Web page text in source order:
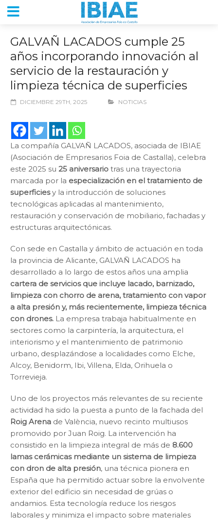
GALVAÑ LACADOS cumple 25
años incorporando innovación al
servicio de la restauración y
limpieza técnica de superficies
DICIEMBRE 29TH, 2025 NOTICIAS
La compañía GALVAÑ LACADOS, asociada de IBIAE
(Asociación de Empresarios Foia de Castalla), celebra
este 2025 su 25 aniversario tras una trayectoria
marcada por la especialización en el tratamiento de
superficiesy la introducción de soluciones
tecnológicas aplicadas al mantenimiento,
restauración y conservación de mobiliario, fachadas y
estructuras arquitectónicas.
Con sede en Castalla y ámbito de actuación en toda
la provincia de Alicante, GALVAÑ LACADOS ha
desarrollado a lo largo de estos años una amplia
cartera de servicios que incluye lacado, barnizado,
limpieza con chorro de arena, tratamiento con vapor
a alta presión y, más recientemente, limpieza técnica
con drones. La empresa trabaja habitualmente en
sectores como la carpintería, la arquitectura, el
interiorismo y el mantenimiento de patrimonio
urbano, desplazándose a localidades como Elche,
Alcoy, Benidorm, Ibi, Villena, Elda, Orihuela o
Torrevieja.
Uno de los proyectos más relevantes de su reciente
actividad ha sido la puesta a punto de la fachada del
Roig Arena de València, nuevo recinto multiusos
promovido por Juan Roig. La intervención ha
consistido en la limpieza integral de más de 8.600
lamas cerámicas mediante un sistema de limpieza
con dron de alta presión, una técnica pionera en
España que ha permitido actuar sobre la envolvente
exterior del edificio sin necesidad de grúas o
andamios. Esta tecnología reduce los riesgos
laborales y minimiza el impacto sobre materiales